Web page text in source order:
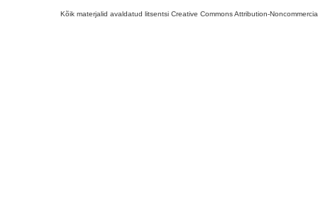
Kõik materjalid avaldatud litsentsi Creative Commons Attribution-